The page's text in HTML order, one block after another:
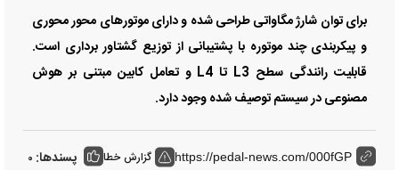
برای توان شارژ مگاواتی طراحی شده و دارای موتورهای محور محوری
و پیکربندی چند موتوره با پشتیبانی از توزیع گشتاور برداری است.
قابلیت رانندگی سطح L3 تا L4 و تعامل کابین مبتنی بر هوش
مصنوعی در سیستم توصیف شده وجود دارد.
https://pedal-news.com/000fGP گزارش خطا پسندها: 0